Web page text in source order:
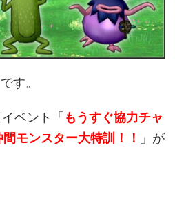
す。
ベント「 もうすぐ協力チャ
モンスター大特訓！！
」が